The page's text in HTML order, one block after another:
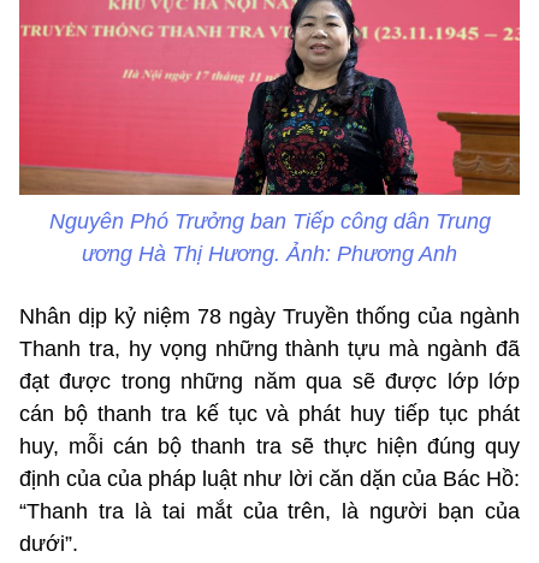
Nguyên Phó Trưởng ban Tiếp công dân Trung
ương Hà Thị Hương. Ảnh: Phương Anh
Nhân dịp kỷ niệm 78 ngày Truyền thống của ngành
Thanh tra, hy vọng những thành tựu mà ngành đã
đạt được trong những năm qua sẽ được lớp lớp
cán bộ thanh tra kế tục và phát huy tiếp tục phát
huy, mỗi cán bộ thanh tra sẽ thực hiện đúng quy
định của của pháp luật như lời căn dặn của Bác Hồ:
“Thanh tra là tai mắt của trên, là người bạn của
dưới”.